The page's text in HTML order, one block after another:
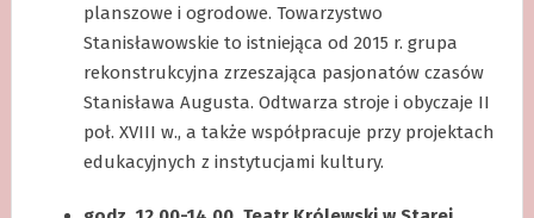
planszowe i ogrodowe. Towarzystwo
Stanisławowskie to istniejąca od 2015 r. grupa
rekonstrukcyjna zrzeszająca pasjonatów czasów
Stanisława Augusta. Odtwarza stroje i obyczaje II
poł. XVIII w., a także współpracuje przy projektach
edukacyjnych z instytucjami kultury.